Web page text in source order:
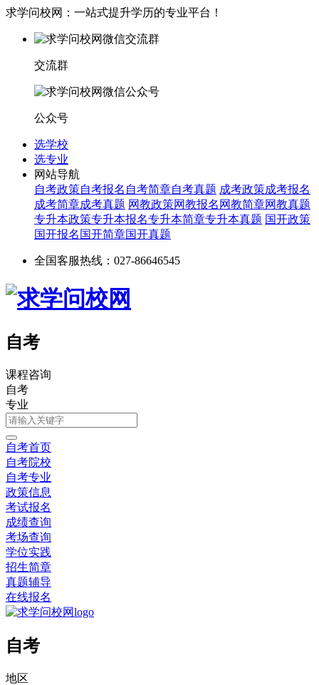
求学问校网：一站式提升学历的专业平台！
交流群
公众号
选学校
选专业
网站导航
自考政策自考报名 自考简章自考真题 成考政策成考报名
成考简章成考真题 网教政策网教报名 网教简章网教真题
专升本政策专升本报名专升本简章专升本真题 国开政策
国开报名 国开简章国开真题
全国客服热线：027-86646545
自考
课程咨询
自考
专业
自考首页
自考院校
自考专业
政策信息
考试报名
成绩查询
考场查询
学位实践
招生简章
真题辅导
在线报名
自考
地区